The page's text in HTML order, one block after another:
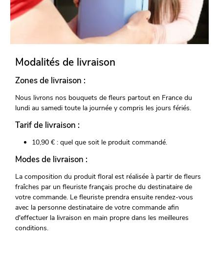
Modalités de livraison
Zones de livraison :
Nous livrons nos bouquets de fleurs partout en France du
lundi au samedi toute la journée y compris les jours fériés.
Tarif de livraison :
10,90 € : quel que soit le produit commandé.
Modes de livraison :
La composition du produit floral est réalisée à partir de fleurs
fraîches par un fleuriste français proche du destinataire de
votre commande. Le fleuriste prendra ensuite rendez-vous
avec la personne destinataire de votre commande afin
d'effectuer la livraison en main propre dans les meilleures
conditions.